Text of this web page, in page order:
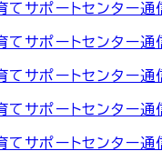
てサポートセンター
てサポートセンター
てサポートセンター
てサポートセンター
てサポートセンター